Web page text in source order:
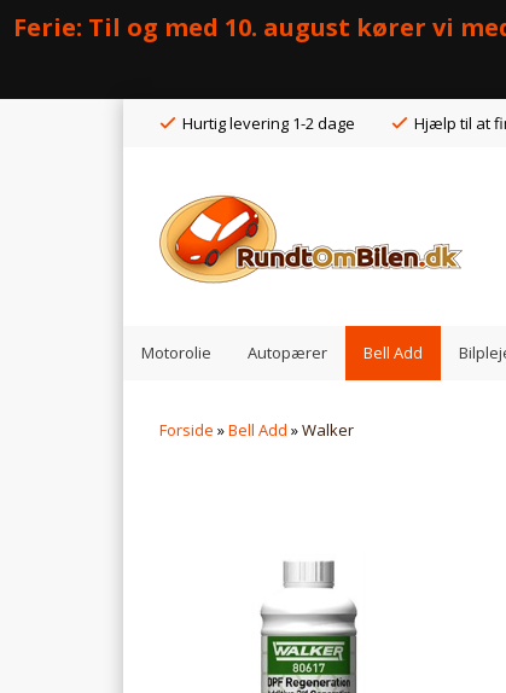
Ferie: Til og med 10. august kører vi
Hurtig levering 1-2 dage Hjælp til at
Motorolie Autopærer Bell Add
Forside »Bell Add »Walker